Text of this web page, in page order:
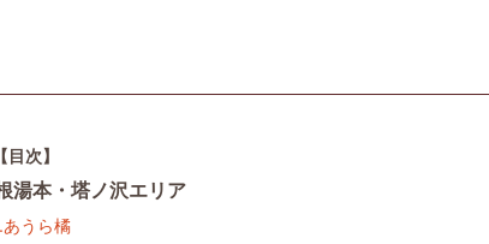
【目次】
湯本・塔ノ沢エリア
あうら橘